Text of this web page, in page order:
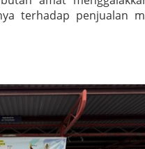
terhadap penjualan